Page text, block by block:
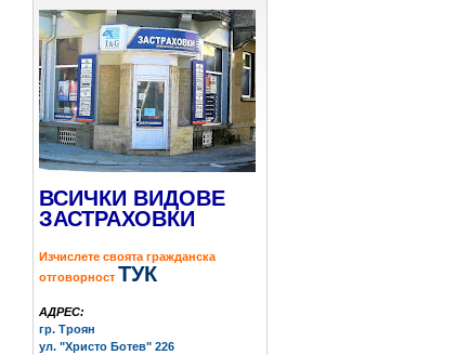
ВСИЧКИ ВИДОВЕ
ЗАСТРАХОВКИ
Изчислете своята гражданска
отговорност ТУК
АДРЕС:
гр. Троян
ул. "Христо Ботев" 226